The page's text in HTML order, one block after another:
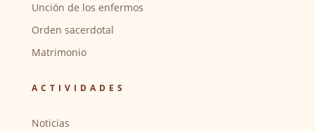
Unción de los enfermos
Orden sacerdotal
Matrimonio
ACTIVIDADES
Noticias